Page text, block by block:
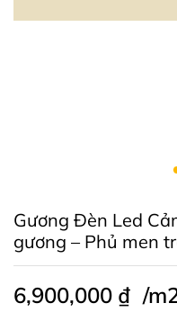
Gương Đèn Led
gương – Phủ men
6,900,000 ₫ /